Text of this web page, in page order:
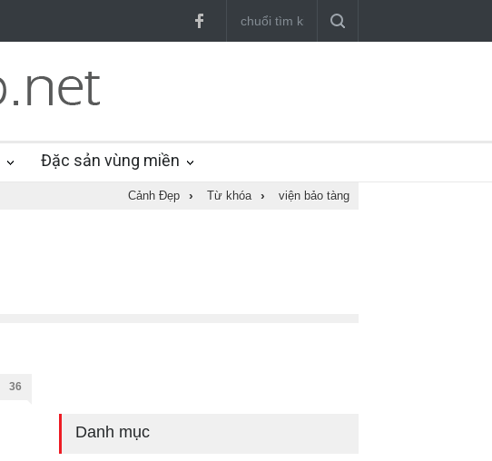
Đặc sản vùng miền
Cảnh Đẹp › Từ khóa › viện bảo tàng
36
Danh mục